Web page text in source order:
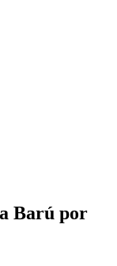
Barú por